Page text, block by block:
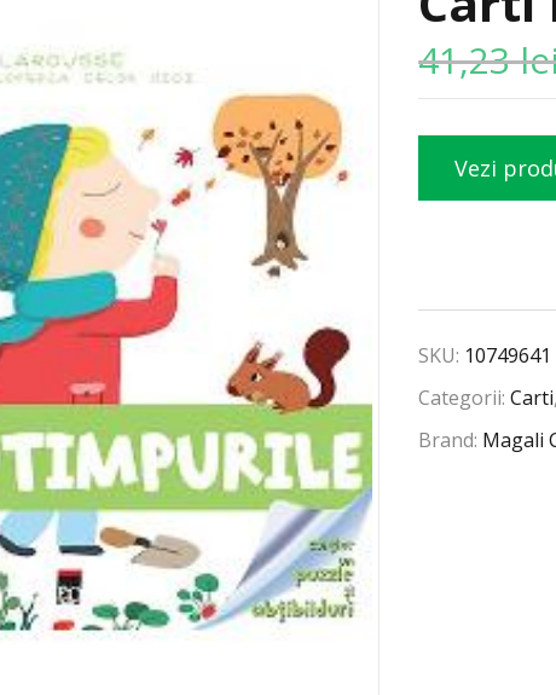
41,23
Vezi
SKU: 10749641
Categorii:Carti
Brand: Magali